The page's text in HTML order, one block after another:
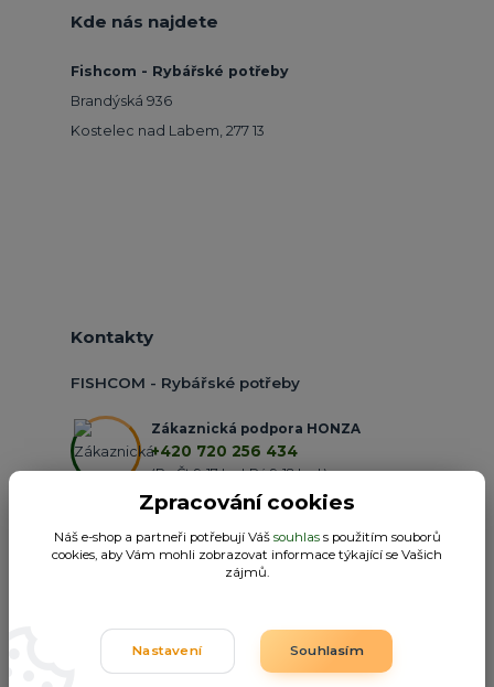
Kde nás najdete
Fishcom - Rybářské potřeby
Brandýská 936
Kostelec nad Labem, 277 13
Kontakty
FISHCOM - Rybářské potřeby
Zákaznická podpora HONZA
+420 720 256 434
(Po-Čt 9-17 hod.,Pá 9-18 hod.)
Zpracování cookies
Náš e-shop a partneři potřebují Váš souhlass použitím souborů
cookies, aby Vám mohli zobrazovat informace týkající se Vašich
zájmů.
Nastavení Souhlasím